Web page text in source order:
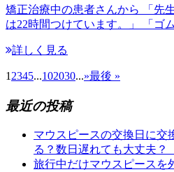
矯正治療中の患者さんから 「先
は22時間つけています。」 「ゴ
詳しく見る
1 2345...102030...»最後 »
最近の投稿
マウスピースの交換日に交
る？数日遅れても大丈夫？
旅行中だけマウスピースを